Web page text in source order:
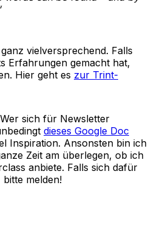
vielversprechend. Falls
Erfahrungen gemacht hat,
Hier geht es zur Trint-
sich für Newsletter
dieses Google Doc
Inspiration. Ansonsten bin ich
Zeit am überlegen, ob ich
anbiete. Falls sich dafür
bitte melden!